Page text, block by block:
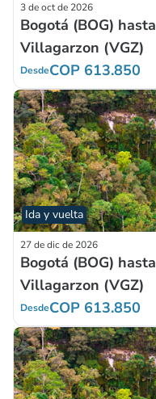
3 de oct de 2026
Bogotá (BOG) hasta
Villagarzon (VGZ)
DesdeCOP 613.850
Ida y vuelta
27 de dic de 2026
Bogotá (BOG) hasta
Villagarzon (VGZ)
DesdeCOP 613.850